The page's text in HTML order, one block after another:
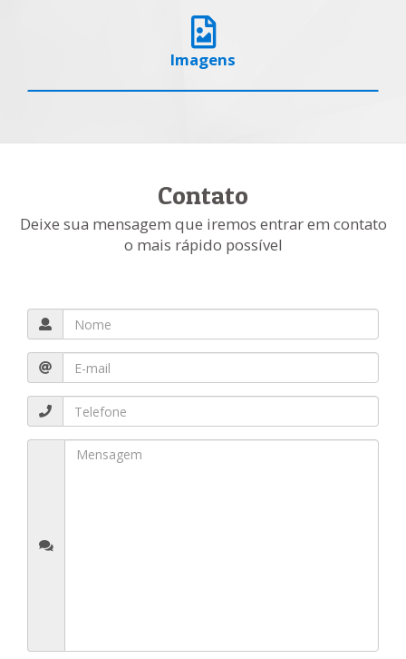
Imagens
Contato
Deixe sua mensagem que iremos entrar em contato
o mais rápido possível